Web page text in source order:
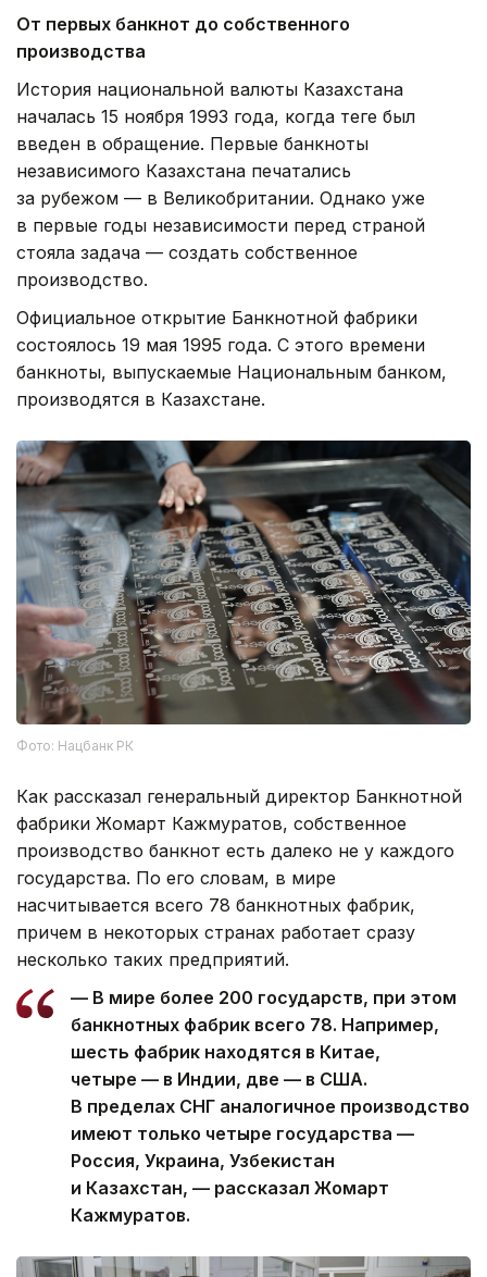
От первых банкнот до собственного
производства
История национальной валюты Казахстана
началась 15 ноября 1993 года, когда теңге был
введен в обращение. Первые банкноты
независимого Казахстана печатались
за рубежом — в Великобритании. Однако уже
в первые годы независимости перед страной
стояла задача — создать собственное
производство.
Официальное открытие Банкнотной фабрики
состоялось 19 мая 1995 года. С этого времени
банкноты, выпускаемые Национальным банком,
производятся в Казахстане.
Фото: Нацбанк РК
Как рассказал генеральный директор Банкнотной
фабрики Жомарт Кажмуратов, собственное
производство банкнот есть далеко не у каждого
государства. По его словам, в мире
насчитывается всего 78 банкнотных фабрик,
причем в некоторых странах работает сразу
несколько таких предприятий.
— В мире более 200 государств, при этом
банкнотных фабрик всего 78. Например,
шесть фабрик находятся в Китае,
четыре — в Индии, две — в США.
В пределах СНГ аналогичное производство
имеют только четыре государства —
Россия, Украина, Узбекистан
и Казахстан, — рассказал Жомарт
Кажмуратов.